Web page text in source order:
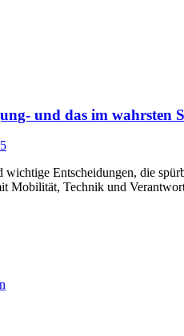
und das im wahrsten
Entscheidungen, die
Mobilität, Technik und